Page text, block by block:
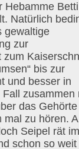
Hebamme
Natürlich
gewaltige
zur
zum
bis zur
und besser in
zusammen
das
mal zu hören.
Seipel rät im
schon so weit